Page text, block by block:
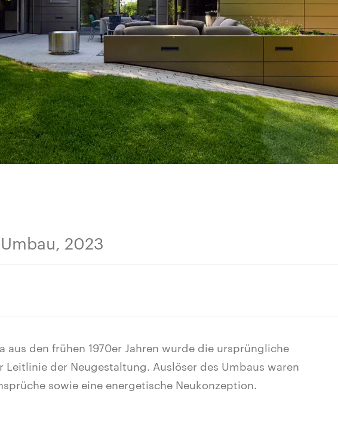
2023
aus den frühen 1970er Jahren wurde die ursprüngliche
Leitlinie der Neugestaltung. Auslöser des Umbaus waren
sowie eine energetische Neukonzeption.